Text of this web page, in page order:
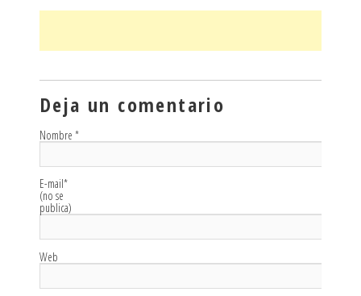
Deja un comentario
Nombre *
E-mail*
(no se
publica)
Web